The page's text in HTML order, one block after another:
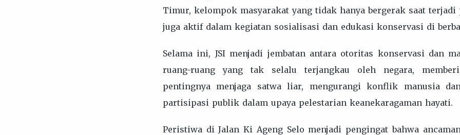
Timur, kelompok masyarakat yang tidak hanya bergerak saat terjadi
juga aktif dalam kegiatan sosialisasi dan edukasi konservasi di
Selama ini, JSI menjadi jembatan antara otoritas konservasi dan
ruang-ruang yang tak selalu terjangkau oleh negara,
pentingnya menjaga satwa liar, mengurangi konflik manusia
partisipasi publik dalam upaya pelestarian keanekaragaman hayati.
Peristiwa di Jalan Ki Ageng Selo menjadi pengingat bahwa